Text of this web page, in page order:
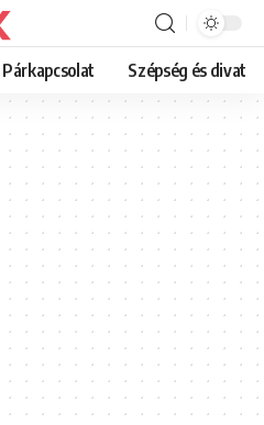
Szépség és divat